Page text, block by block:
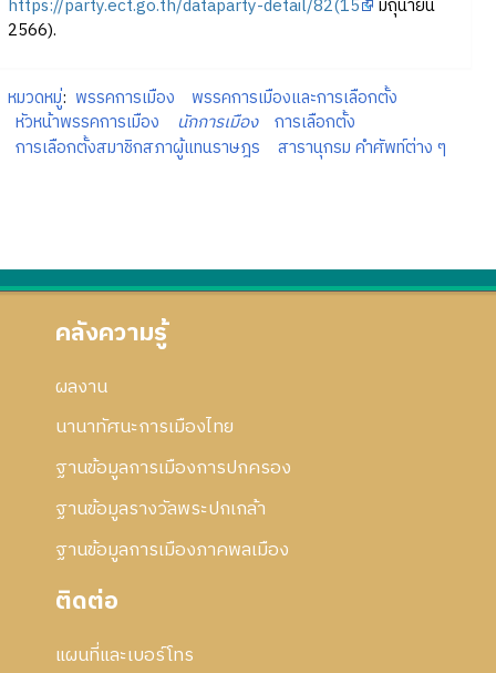
https://party.ect.go.th/dataparty-detail/82(15
มิถุนายน
2566).
หมวดหมู่: พรรคการเมือง
พรรคการเมืองและการเลือกตั้ง
หัวหน้าพรรคการเมือง
นักการเมือง
การเลือกตั้ง
การเลือกตั้งสมาชิกสภาผู้แทนราษฎร
สารานุกรม คำศัพท์ต่าง ๆ
คลังความรู้
ผลงาน
นานาทัศนะการเมืองไทย
ฐานข้อมูลการเมืองการปกครอง
ฐานข้อมูลรางวัลพระปกเกล้า
ฐานข้อมูลการเมืองภาคพลเมือง
ติดต่อ
แผนที่และเบอร์โทร